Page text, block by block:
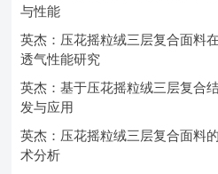
与性能
英杰：压花摇粒绒三层复合面料
透气性能研究
英杰：基于压花摇粒绒三层复合
发与应用
英杰：压花摇粒绒三层复合面料
术分析